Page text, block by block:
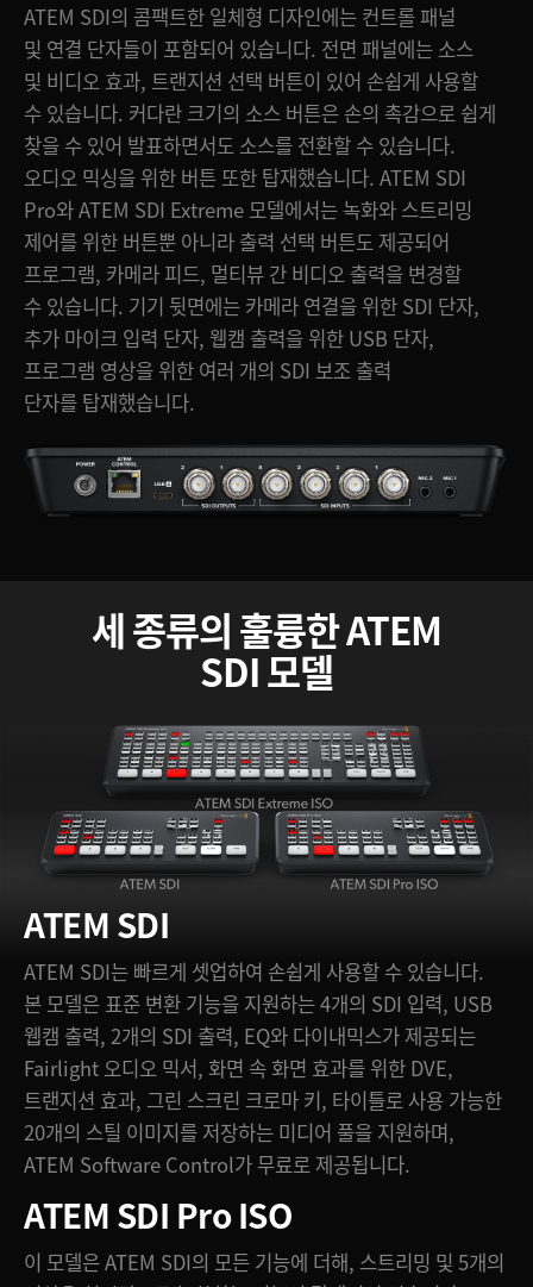
ATEM SDI의 콤팩트한 일체형 디자인에는 컨트롤 패널
및 연결 단자들이 포함되어 있습니다. 전면 패널에는 소스
및 비디오 효과, 트랜지션 선택 버튼이 있어 손쉽게 사용할
수 있습니다. 커다란 크기의 소스 버튼은 손의 촉감으로 쉽게
찾을 수 있어 발표하면서도 소스를 전환할 수 있습니다.
오디오 믹싱을 위한 버튼 또한 탑재했습니다. ATEM SDI
Pro와 ATEM SDI Extreme 모델에서는 녹화와 스트리밍
제어를 위한 버튼뿐 아니라 출력 선택 버튼도 제공되어
프로그램, 카메라 피드, 멀티뷰 간 비디오 출력을 변경할
수 있습니다. 기기 뒷면에는 카메라 연결을 위한 SDI 단자,
추가 마이크 입력 단자, 웹캠 출력을 위한 USB 단자,
프로그램 영상을 위한 여러 개의 SDI 보조 출력
단자를 탑재했습니다.
세 종류의 훌륭한 ATEM
SDI 모델
ATEM SDI
ATEM SDI는 빠르게 셋업하여 손쉽게 사용할 수 있습니다.
본 모델은 표준 변환 기능을 지원하는 4개의 SDI 입력, USB
웹캠 출력, 2개의 SDI 출력, EQ와 다이내믹스가 제공되는
Fairlight 오디오 믹서, 화면 속 화면 효과를 위한 DVE,
트랜지션 효과, 그린 스크린 크로마 키, 타이틀로 사용 가능한
20개의 스틸 이미지를 저장하는 미디어 풀을 지원하며,
ATEM Software Control가 무료로 제공됩니다.
ATEM SDI Pro ISO
이 모델은 ATEM SDI의 모든 기능에 더해, 스트리밍 및 5개의